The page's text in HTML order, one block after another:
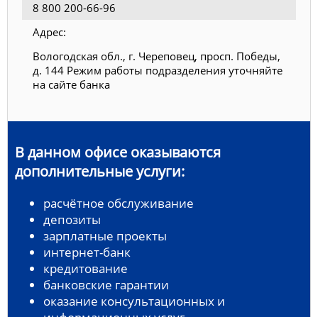
8 800 200-66-96
Адрес:
Вологодская обл., г. Череповец, просп. Победы,
д. 144 Режим работы подразделения уточняйте
на сайте банка
В данном офисе оказываются
дополнительные услуги:
расчётное обслуживание
депозиты
зарплатные проекты
интернет-банк
кредитование
банковские гарантии
оказание консультационных и